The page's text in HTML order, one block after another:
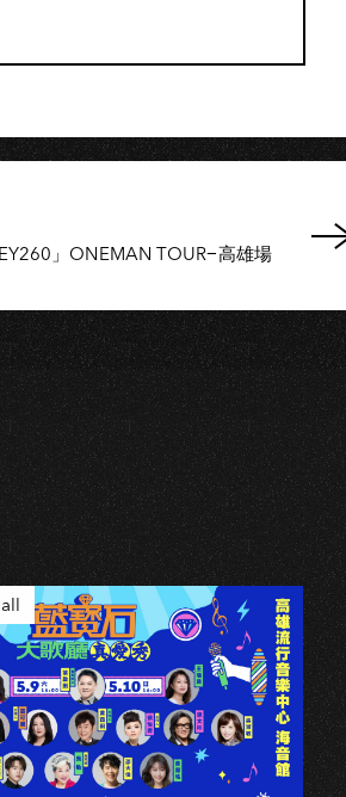
」ONEMAN TOUR−高雄場